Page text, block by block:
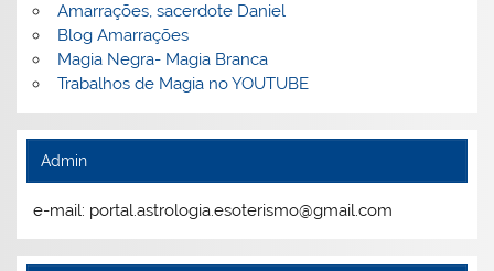
Amarrações, sacerdote Daniel
Blog Amarrações
Magia Negra- Magia Branca
Trabalhos de Magia no YOUTUBE
Admin
e-mail: portal.astrologia.esoterismo@gmail.com